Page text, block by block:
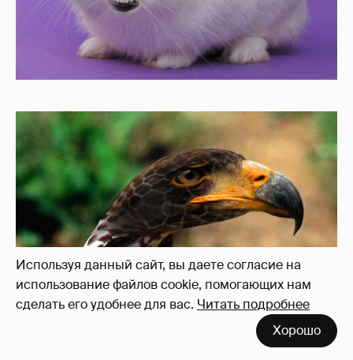
Используя данный сайт, вы даете согласие на
использование файлов cookie, помогающих нам
сделать его удобнее для вас. Читать подробнее
Хорошо